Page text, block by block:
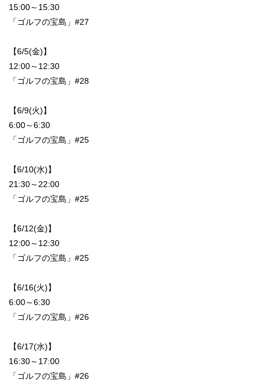
15:00～15:30
「ゴルフの宝島」#27
【6/5(金)】
12:00～12:30
「ゴルフの宝島」#28
【6/9(火)】
6:00～6:30
「ゴルフの宝島」#25
【6/10(水)】
21:30～22:00
「ゴルフの宝島」#25
【6/12(金)】
12:00～12:30
「ゴルフの宝島」#25
【6/16(火)】
6:00～6:30
「ゴルフの宝島」#26
【6/17(水)】
16:30～17:00
「ゴルフの宝島」#26